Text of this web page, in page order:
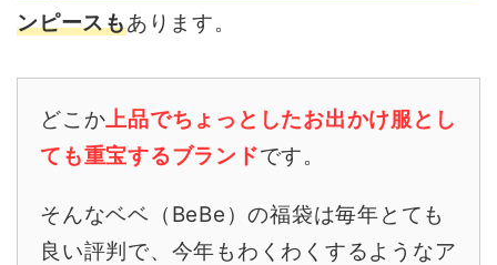
ンピースもあります。
どこか上品でちょっとしたお出かけ服とし
ても重宝するブランドです。
そんなベベ（BeBe）の福袋は毎年とても
良い評判で、今年もわくわくするようなア